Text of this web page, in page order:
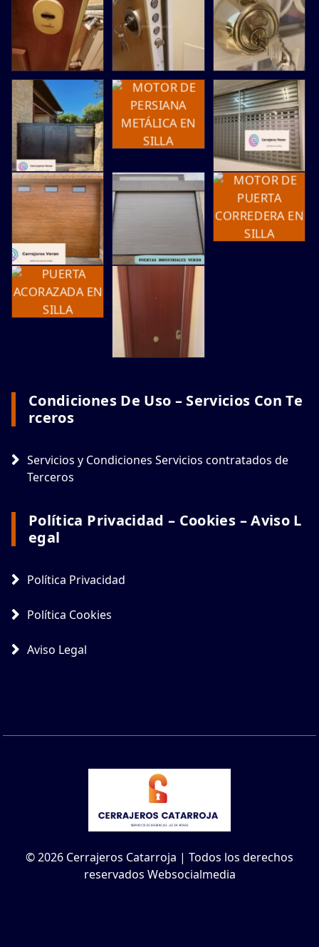
Condiciones De Uso – Servicios Con Te
Rceros
Servicios y Condiciones Servicios contratados de
Terceros
Política Privacidad – Cookies – Aviso L
Egal
Política Privacidad
Política Cookies
Aviso Legal
© 2026 Cerrajeros Catarroja | Todos los derechos
reservados Websocialmedia